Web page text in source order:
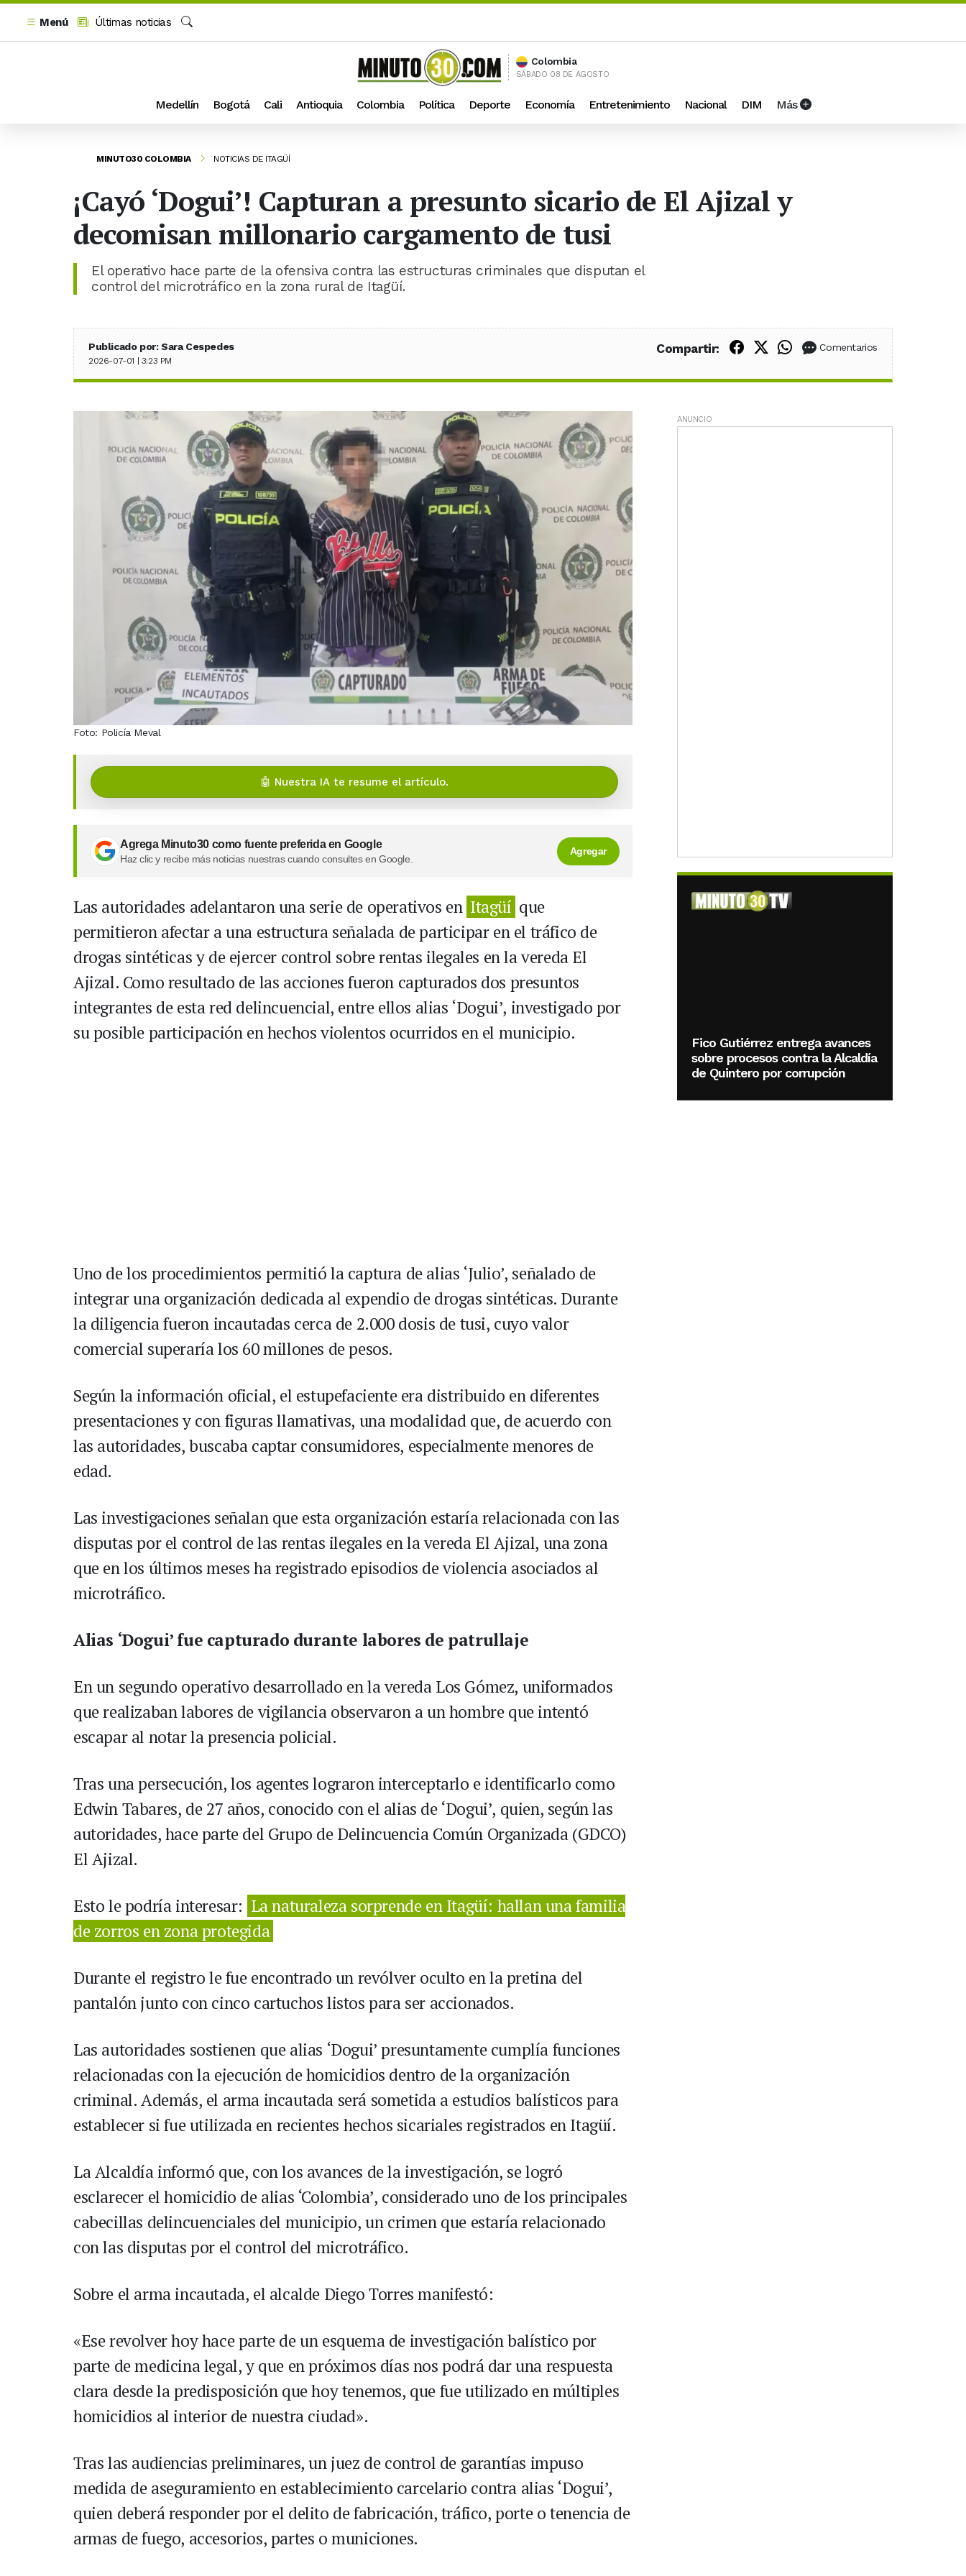
Menú
Últimas noticias
Buscar
Colombia
SÁBADO 08 DE AGOSTO
Medellín Bogotá Cali Antioquia Colombia Política Deporte Economía Entretenimiento Nacional DIM Más
MINUTO30 COLOMBIA NOTICIAS DE ITAGÜÍ
¡Cayó ‘Dogui’! Capturan a presunto sicario de El Ajizal y
decomisan millonario cargamento de tusi
El operativo hace parte de la ofensiva contra las estructuras criminales que disputan el
control del microtráfico en la zona rural de Itagüí.
Publicado por: Sara Cespedes
2026-07-01 | 3:23 PM
Compartir: Compartir en Facebook
Compartir en X (Twitter)
Compartir en WhatsApp
Comentarios
Foto: Policía Meval
🤖 Nuestra IA te resume el artículo.
Agrega Minuto30 como fuente preferida en Google
Haz clic y recibe más noticias nuestras cuando consultes en Google.
Agregar
Las autoridades adelantaron una serie de operativos en Itagüí que
permitieron afectar a una estructura señalada de participar en el tráfico de
drogas sintéticas y de ejercer control sobre rentas ilegales en la vereda El
Ajizal. Como resultado de las acciones fueron capturados dos presuntos
integrantes de esta red delincuencial, entre ellos alias ‘Dogui’, investigado por
su posible participación en hechos violentos ocurridos en el municipio.
Uno de los procedimientos permitió la captura de alias ‘Julio’, señalado de
integrar una organización dedicada al expendio de drogas sintéticas. Durante
la diligencia fueron incautadas cerca de 2.000 dosis de tusi, cuyo valor
comercial superaría los 60 millones de pesos.
Según la información oficial, el estupefaciente era distribuido en diferentes
presentaciones y con figuras llamativas, una modalidad que, de acuerdo con
las autoridades, buscaba captar consumidores, especialmente menores de
edad.
Las investigaciones señalan que esta organización estaría relacionada con las
disputas por el control de las rentas ilegales en la vereda El Ajizal, una zona
que en los últimos meses ha registrado episodios de violencia asociados al
microtráfico.
Alias ‘Dogui’ fue capturado durante labores de patrullaje
En un segundo operativo desarrollado en la vereda Los Gómez, uniformados
que realizaban labores de vigilancia observaron a un hombre que intentó
escapar al notar la presencia policial.
Tras una persecución, los agentes lograron interceptarlo e identificarlo como
Edwin Tabares, de 27 años, conocido con el alias de ‘Dogui’, quien, según las
autoridades, hace parte del Grupo de Delincuencia Común Organizada (GDCO)
El Ajizal.
Esto le podría interesar: La naturaleza sorprende en Itagüí: hallan una familia
de zorros en zona protegida
Durante el registro le fue encontrado un revólver oculto en la pretina del
pantalón junto con cinco cartuchos listos para ser accionados.
Las autoridades sostienen que alias ‘Dogui’ presuntamente cumplía funciones
relacionadas con la ejecución de homicidios dentro de la organización
criminal. Además, el arma incautada será sometida a estudios balísticos para
establecer si fue utilizada en recientes hechos sicariales registrados en Itagüí.
La Alcaldía informó que, con los avances de la investigación, se logró
esclarecer el homicidio de alias ‘Colombia’, considerado uno de los principales
cabecillas delincuenciales del municipio, un crimen que estaría relacionado
con las disputas por el control del microtráfico.
Sobre el arma incautada, el alcalde Diego Torres manifestó:
«Ese revolver hoy hace parte de un esquema de investigación balístico por
parte de medicina legal, y que en próximos días nos podrá dar una respuesta
clara desde la predisposición que hoy tenemos, que fue utilizado en múltiples
homicidios al interior de nuestra ciudad».
Tras las audiencias preliminares, un juez de control de garantías impuso
medida de aseguramiento en establecimiento carcelario contra alias ‘Dogui’,
quien deberá responder por el delito de fabricación, tráfico, porte o tenencia de
armas de fuego, accesorios, partes o municiones.
ANUNCIO
Fico Gutiérrez entrega avances
sobre procesos contra la Alcaldía
de Quintero por corrupción